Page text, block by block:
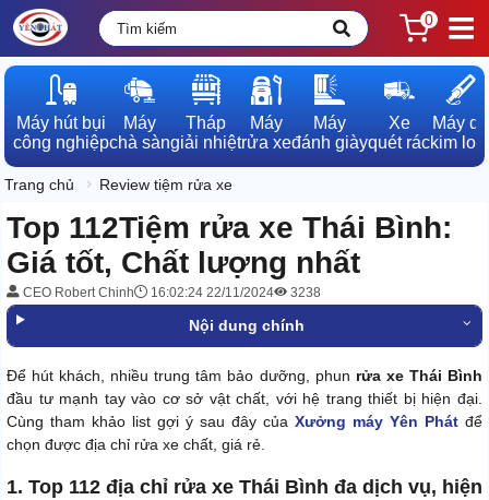
0
Máy hút bụi
công nghiệp
Máy
chà sàn
Tháp
giải nhiệt
Máy
rửa xe
Máy
đánh giày
Xe
quét rác
Máy dò
kim loại
Trang chủ Review tiệm rửa xe
Top 112Tiệm rửa xe Thái Bình:
Giá tốt, Chất lượng nhất
CEO Robert Chinh 16:02:24 22/11/2024 3238
Nội dung chính
Để hút khách, nhiều trung tâm bảo dưỡng, phun rửa xe Thái Bình
đầu tư mạnh tay vào cơ sở vật chất, với hệ trang thiết bị hiện đại.
Cùng tham khảo list gợi ý sau đây của Xưởng máy Yên Phát để
chọn được địa chỉ rửa xe chất, giá rẻ.
1. Top 112 địa chỉ rửa xe Thái Bình đa dịch vụ, hiện